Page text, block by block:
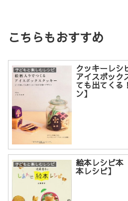
こちらもおすすめ
子どもと楽しむレシピ クッキーレシ
アイスボック
ても出てくる
ン】
子どもと楽しむレシピ 絵本レシピ本
本レシピ】